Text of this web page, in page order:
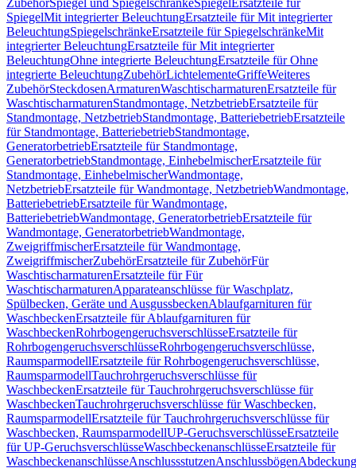
ZubehörSpiegel und SpiegelschränkeSpiegel Ersatzteile für
SpiegelMit integrierter BeleuchtungErsatzteile für Mit integrierter
BeleuchtungSpiegelschränkeErsatzteile für SpiegelschränkeMit
integrierter BeleuchtungErsatzteile für Mit integrierter
BeleuchtungOhne integrierte BeleuchtungErsatzteile für Ohne
integrierte BeleuchtungZubehörLichtelementeGriffeWeiteres
ZubehörSteckdosenArmaturenWaschtischarmaturenErsatzteile für
WaschtischarmaturenStandmontage, NetzbetriebErsatzteile für
Standmontage, NetzbetriebStandmontage, BatteriebetriebErsatzteile
für Standmontage, BatteriebetriebStandmontage,
GeneratorbetriebErsatzteile für Standmontage,
GeneratorbetriebStandmontage, EinhebelmischerErsatzteile für
Standmontage, EinhebelmischerWandmontage,
NetzbetriebErsatzteile für Wandmontage, NetzbetriebWandmontage,
BatteriebetriebErsatzteile für Wandmontage,
BatteriebetriebWandmontage, GeneratorbetriebErsatzteile für
Wandmontage, GeneratorbetriebWandmontage,
ZweigriffmischerErsatzteile für Wandmontage,
ZweigriffmischerZubehörErsatzteile für ZubehörFür
WaschtischarmaturenErsatzteile für Für
WaschtischarmaturenApparateanschlüsse für Waschplatz,
Spülbecken, Geräte und AusgussbeckenAblaufgarnituren für
WaschbeckenErsatzteile für Ablaufgarnituren für
WaschbeckenRohrbogengeruchsverschlüsseErsatzteile für
RohrbogengeruchsverschlüsseRohrbogengeruchsverschlüsse,
RaumsparmodellErsatzteile für Rohrbogengeruchsverschlüsse,
RaumsparmodellTauchrohrgeruchsverschlüsse für
WaschbeckenErsatzteile für Tauchrohrgeruchsverschlüsse für
WaschbeckenTauchrohrgeruchsverschlüsse für Waschbecken,
RaumsparmodellErsatzteile für Tauchrohrgeruchsverschlüsse für
Waschbecken, RaumsparmodellUP-GeruchsverschlüsseErsatzteile
für UP-GeruchsverschlüsseWaschbeckenanschlüsseErsatzteile für
WaschbeckenanschlüsseAnschlussstutzenAnschlussbögen